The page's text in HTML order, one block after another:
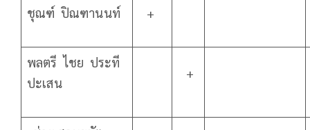
ชุณฑ์ ปิณฑานนท์ +
พลตรี ไชย ประที
ปะเสน
+